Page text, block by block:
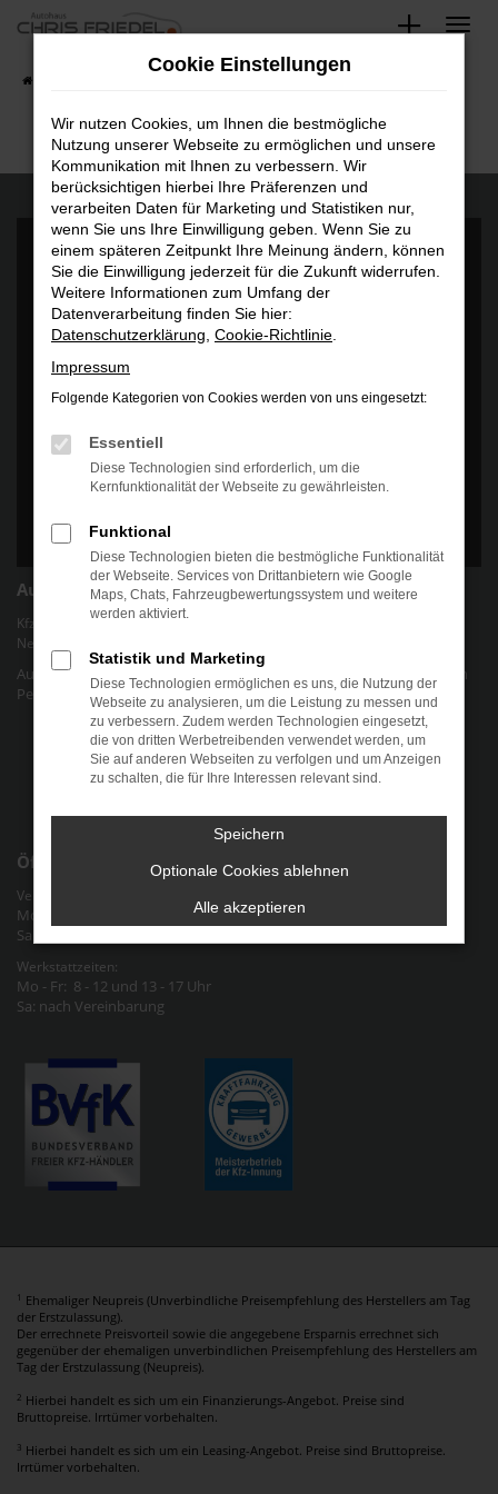
Zum
springen
Fahrzeugsuche
Es wird versucht, Inhalte von www.google.comzu laden. Dabei
können Daten an Dritte weitergegeben werden. Wenn Sie damit
Autohaus Chris Friedel
Kfz-Werkstatt für gängige Marken und Modelle | Verkauf von EU-
Neuwagen und jungen Gebrauchtwagen.
Autohaus Chris Friedel - Ihr Autohaus für alle Marken und Modelle in
Pegau Raum Halle-Leipzig an der Bundesstraße 2 in Sachsen
Datenschutz
Cookie-Einstellungen
Impressum
Öffnungszeiten
Verkauf & Verwaltung:
Mo - Fr: 9 - 12 und 13 - 18 Uhr
Sa: nach Vereinbarung
Werkstattzeiten:
Mo - Fr: 8 - 12 und 13 - 17 Uhr
Sa: nach Vereinbarung
1 Ehemaliger Neupreis (Unverbindliche Preisempfehlung des Herstellers am Tag
der Erstzulassung).
Der errechnete Preisvorteil sowie die angegebene Ersparnis errechnet sich
gegenüber der ehemaligen unverbindlichen Preisempfehlung des Herstellers am
Tag der Erstzulassung (Neupreis).
2 Hierbei handelt es sich um ein Finanzierungs-Angebot. Preise sind
Bruttopreise. Irrtümer vorbehalten.
3 Hierbei handelt es sich um ein Leasing-Angebot. Preise sind Bruttopreise.
Irrtümer vorbehalten.
Cookie Einstellungen
Wir nutzen Cookies, um Ihnen die bestmögliche
Nutzung unserer Webseite zu ermöglichen und unsere
Kommunikation mit Ihnen zu verbessern. Wir
berücksichtigen hierbei Ihre Präferenzen und
verarbeiten Daten für Marketing und Statistiken nur,
wenn Sie uns Ihre Einwilligung geben. Wenn Sie zu
einem späteren Zeitpunkt Ihre Meinung ändern, können
Sie die Einwilligung jederzeit für die Zukunft widerrufen.
Weitere Informationen zum Umfang der
Datenverarbeitung finden Sie hier:
Datenschutzerklärung Cookie-Richtlinie
Impressum
Folgende Kategorien von Cookies werden von uns eingesetzt:
Essentiell
Diese Technologien sind erforderlich, um die
Kernfunktionalität der Webseite zu gewährleisten.
Funktional
Diese Technologien bieten die bestmögliche Funktionalität
der Webseite. Services von Drittanbietern wie Google
Maps, Chats, Fahrzeugbewertungssystem und weitere
werden aktiviert.
Statistik und Marketing
Diese Technologien ermöglichen es uns, die Nutzung der
Webseite zu analysieren, um die Leistung zu messen und
zu verbessern. Zudem werden Technologien eingesetzt,
die von dritten Werbetreibenden verwendet werden, um
Sie auf anderen Webseiten zu verfolgen und um Anzeigen
zu schalten, die für Ihre Interessen relevant sind.
Speichern
Optionale Cookies ablehnen
Alle akzeptieren